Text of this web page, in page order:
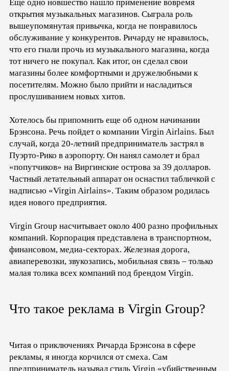
Еще одно новшество нашло применение вовремя
открытия музыкальных магазинов. Сыграла роль
вышеупомянутая привычка, когда не понравилось
обслуживание у конкурентов. Ричарду не нравилось,
что его гнали прочь из музыкального магазина, когда
тот ничего не покупал. Как итог, он сделал свои
магазины более комфортными и дружелюбными к
посетителям. Можно было прийти и насладиться
прослушиванием новых хитов.
Хотелось бы припомнить еще об одном начинании
Брэнсона. Речь пойдет о компании Virgin Airlains. Был
случай, когда 20-летний предприниматель застрял в
Пуэрто-Рико в аэропорту. Он нанял самолет и брал
«попутчиков» на Виргинские острова за 39 долларов.
Частный летательный аппарат он оснастил табличкой с
надписью «Virgin Airlains». Таким образом родилась
идея нового предприятия.
Virgin Group насчитывает около 400 разно профильных
компаний. Корпорация представлена в транспортном,
финансовом, медиа-секторах. Железная дорога,
авиаперевозки, звукозапись, мобильная связь – только
малая толика всех компаний под брендом Virgin.
Что такое реклама в Virgin Group?
Читая о приключениях Ричарда Брэнсона в сфере
рекламы, я иногда корчился от смеха. Сам
предприниматель называл стиль Virgin «убийственным